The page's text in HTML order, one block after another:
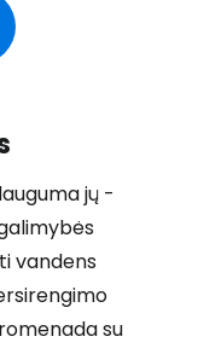
jų -
vandens
su